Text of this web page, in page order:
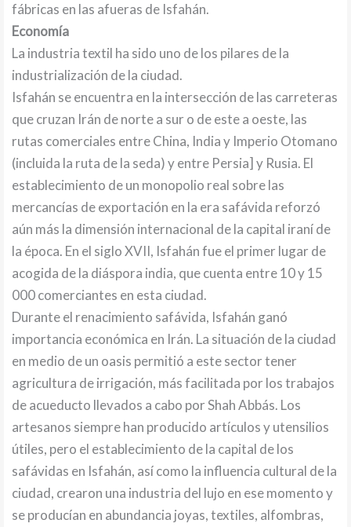
fábricas en las afueras de Isfahán.
Economía
La industria textil ha sido uno de los pilares de la
industrialización de la ciudad.
Isfahán se encuentra en la intersección de las carreteras
que cruzan Irán de norte a sur o de este a oeste, las
rutas comerciales entre China, India y Imperio Otomano
(incluida la ruta de la seda) y entre Persia] y Rusia. El
establecimiento de un monopolio real sobre las
mercancías de exportación en la era safávida reforzó
aún más la dimensión internacional de la capital iraní de
la época. En el siglo XVII, Isfahán fue el primer lugar de
acogida de la diáspora india, que cuenta entre 10 y 15
000 comerciantes en esta ciudad.
Durante el renacimiento safávida, Isfahán ganó
importancia económica en Irán. La situación de la ciudad
en medio de un oasis permitió a este sector tener
agricultura de irrigación, más facilitada por los trabajos
de acueducto llevados a cabo por Shah Abbás. Los
artesanos siempre han producido artículos y utensilios
útiles, pero el establecimiento de la capital de los
safávidas en Isfahán, así como la influencia cultural de la
ciudad, crearon una industria del lujo en ese momento y
se producían en abundancia joyas, textiles, alfombras,